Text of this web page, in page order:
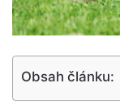
Obsah článku: